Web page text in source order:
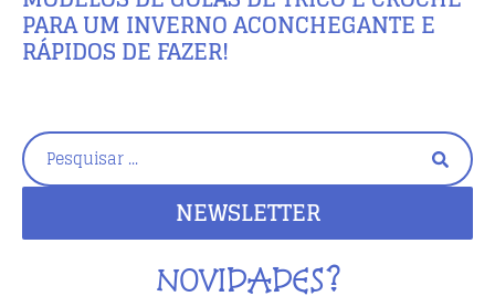
PARA UM INVERNO ACONCHEGANTE E
RÁPIDOS DE FAZER!
NEWSLETTER
NOVIDADES?